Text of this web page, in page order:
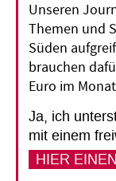
FDP
Die Würfel
ins
Union
meisten
Unseren
Themen und
Süden
brauchen
Euro im
Ja, ich
mit einem
HIER